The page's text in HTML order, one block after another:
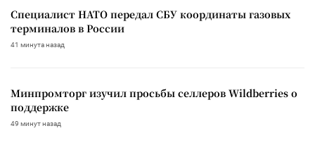
Специалист НАТО передал СБУ координаты газовых
терминалов в России
41 минута назад
Минпромторг изучил просьбы селлеров Wildberries о
поддержке
49 минут назад